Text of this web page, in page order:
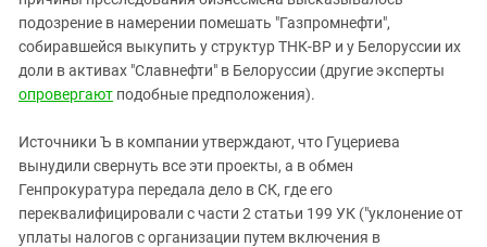
подозрение в намерении помешать "Газпромнефти",
собиравшейся выкупить у структур ТНК-ВР и у Белоруссии их
доли в активах "Славнефти" в Белоруссии (другие эксперты
опровергают подобные предположения).
Источники Ъ в компании утверждают, что Гуцериева
вынудили свернуть все эти проекты, а в обмен
Генпрокуратура передала дело в СК, где его
переквалифицировали с части 2 статьи 199 УК ("уклонение от
уплаты налогов с организации путем включения в